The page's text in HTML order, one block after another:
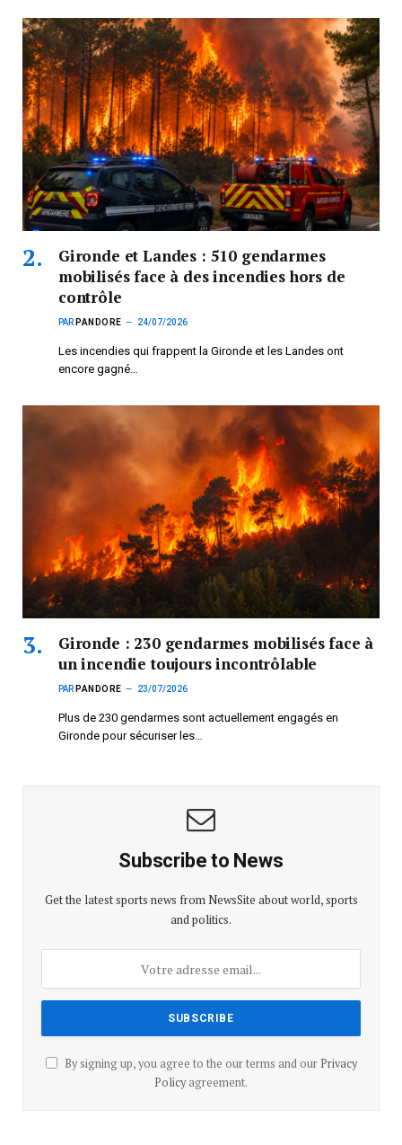
Gironde et Landes : 510 gendarmes
mobilisés face à des incendies hors de
contrôle
PAR PANDORE 24/07/2026
Les incendies qui frappent la Gironde et les Landes ont
encore gagné…
Gironde : 230 gendarmes mobilisés face à
un incendie toujours incontrôlable
PAR PANDORE 23/07/2026
Plus de 230 gendarmes sont actuellement engagés en
Gironde pour sécuriser les…
Subscribe to News
Get the latest sports news from NewsSite about world, sports
and politics.
By signing up, you agree to the our terms and our Privacy
Policyagreement.